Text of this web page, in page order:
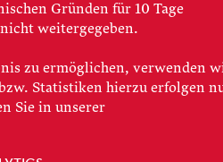
CIMAROSA
/ Text von
/ Premiere
Gründen für 10 Tage
weitergegeben.
zu ermöglichen, verwenden
Statistiken hierzu erfolgen
Sie in unserer